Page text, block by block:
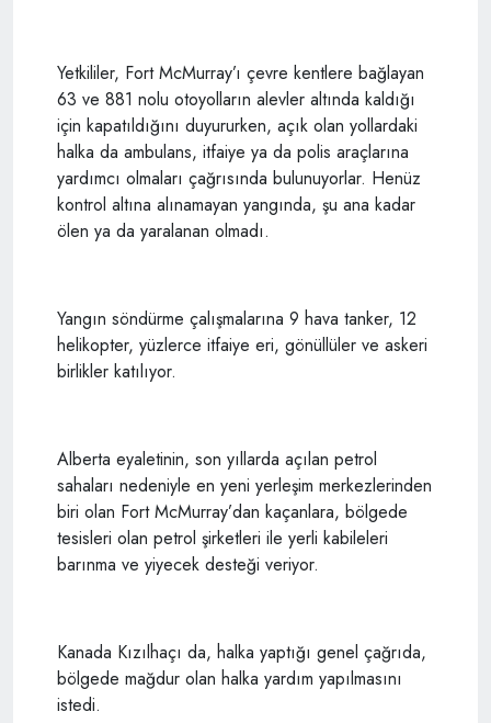
Yetkililer, Fort McMurray’ı çevre kentlere bağlayan
63 ve 881 nolu otoyolların alevler altında kaldığı
için kapatıldığını duyururken, açık olan yollardaki
halka da ambulans, itfaiye ya da polis araçlarına
yardımcı olmaları çağrısında bulunuyorlar. Henüz
kontrol altına alınamayan yangında, şu ana kadar
ölen ya da yaralanan olmadı.
Yangın söndürme çalışmalarına 9 hava tanker, 12
helikopter, yüzlerce itfaiye eri, gönüllüler ve askeri
birlikler katılıyor.
Alberta eyaletinin, son yıllarda açılan petrol
sahaları nedeniyle en yeni yerleşim merkezlerinden
biri olan Fort McMurray’dan kaçanlara, bölgede
tesisleri olan petrol şirketleri ile yerli kabileleri
barınma ve yiyecek desteği veriyor.
Kanada Kızılhaçı da, halka yaptığı genel çağrıda,
bölgede mağdur olan halka yardım yapılmasını
istedi.